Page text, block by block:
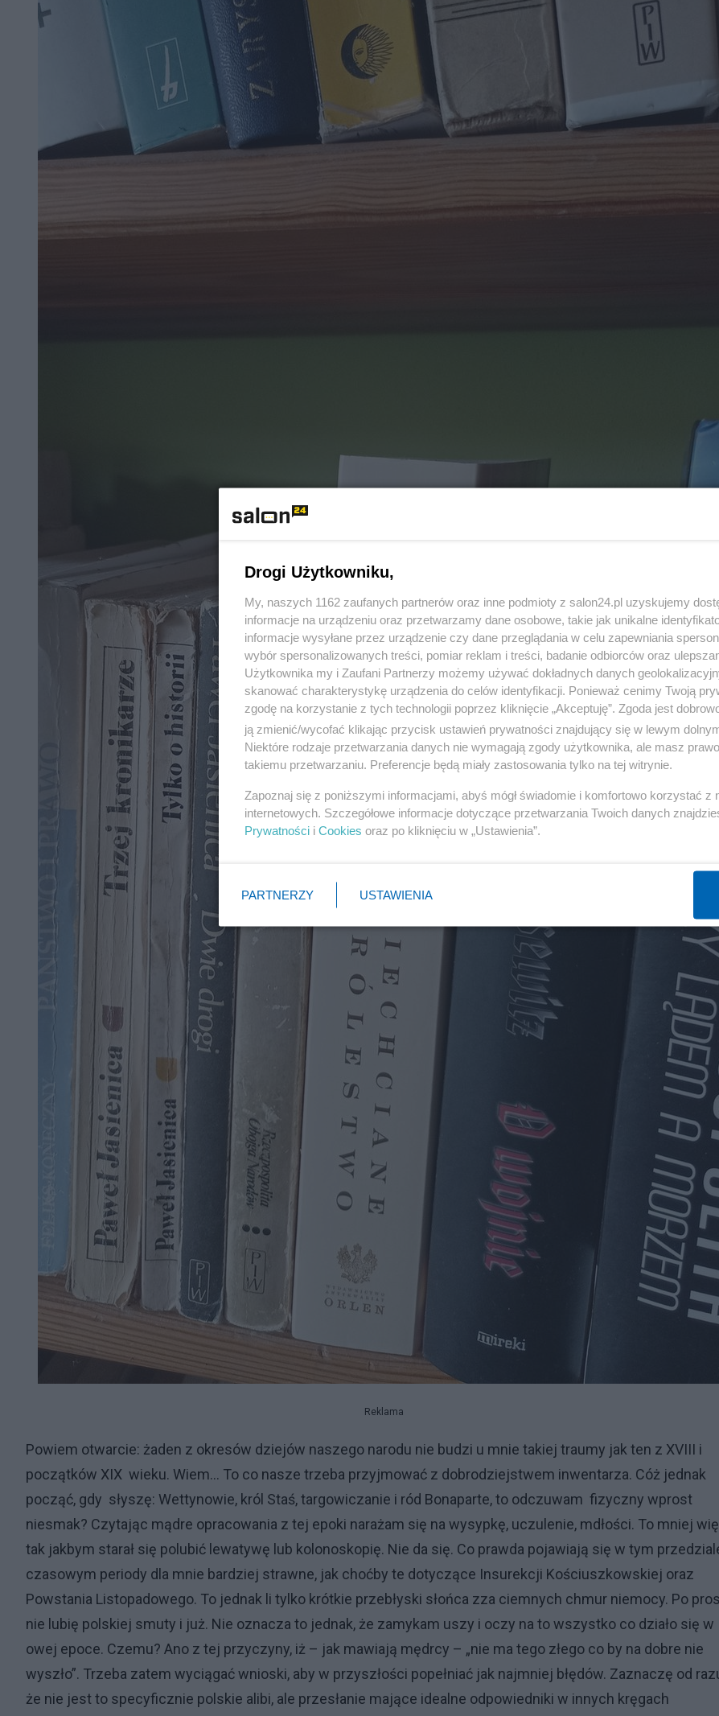
Reklama
Powiem otwarcie: żaden z okresów dziejów naszego narodu nie budzi u mnie takiej traumy jak ten z XVIII i
początków XIX wieku. Wiem… To co nasze trzeba przyjmować z dobrodziejstwem inwentarza. Cóż jednak
począć, gdy słyszę: Wettynowie, król Staś, targowiczanie i ród Bonaparte, to odczuwam fizyczny wprost
niesmak? Czytając mądre opracowania z tej epoki narażam się na wysypkę, uczulenie, mdłości. To mniej
tak jakbym starał się polubić lewatywę lub kolonoskopię. Nie da się. Co prawda pojawiają się w tym
czasowym periody dla mnie bardziej strawne, jak choćby te dotyczące Insurekcji Kościuszkowskiej oraz
Powstania Listopadowego. To jednak li tylko krótkie przebłyski słońca zza ciemnych chmur niemocy. Po
nie lubię polskiej smuty i już. Nie oznacza to jednak, że zamykam uszy i oczy na to wszystko co działo się w
owej epoce. Czemu? Ano z tej przyczyny, iż – jak mawiają mędrcy – „nie ma tego złego co by na dobre nie
wyszło”. Trzeba zatem wyciągać wnioski, aby w przyszłości popełniać jak najmniej błędów. Zaznaczę od
że nie jest to specyficznie polskie alibi, ale przesłanie mające idealne odpowiedniki w innych kręgach
Drogi Użytkowniku,
My, naszych 1162 zaufanych partnerów oraz inne podmioty z salon24.pl uzyskujemy
informacje na urządzeniu oraz przetwarzamy dane osobowe, takie jak unikalne
informacje wysyłane przez urządzenie czy dane przeglądania w celu zapewniania
wybór spersonalizowanych treści, pomiar reklam i treści, badanie odbiorców oraz
Użytkownika my i Zaufani Partnerzy możemy używać dokładnych danych
skanować charakterystykę urządzenia do celów identyfikacji. Ponieważ cenimy Twoją
zgodę na korzystanie z tych technologii poprzez kliknięcie „Akceptuję”. Zgoda jest
ją zmienić/wycofać klikając przycisk ustawień prywatności znajdujący się w lewym
Niektóre rodzaje przetwarzania danych nie wymagają zgody użytkownika, ale masz
takiemu przetwarzaniu. Preferencje będą miały zastosowania tylko na tej witrynie.
Zapoznaj się z poniższymi informacjami, abyś mógł świadomie i komfortowo korzystać z
internetowych. Szczegółowe informacje dotyczące przetwarzania Twoich danych
Prywatności i Cookies oraz po kliknięciu w „Ustawienia”.
PARTNERZY USTAWIENIA